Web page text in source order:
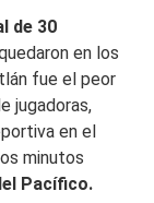
de 30
en los
fue el peor
jugadoras,
en el
minutos
Pacífico.